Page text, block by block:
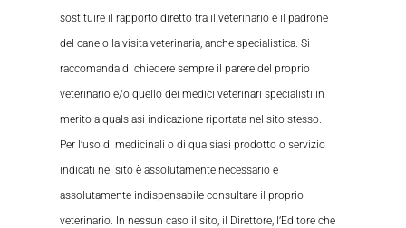
sostituire il rapporto diretto tra il veterinario e il padrone
del cane o la visita veterinaria, anche specialistica. Si
raccomanda di chiedere sempre il parere del proprio
veterinario e/o quello dei medici veterinari specialisti in
merito a qualsiasi indicazione riportata nel sito stesso.
Per l’uso di medicinali o di qualsiasi prodotto o servizio
indicati nel sito è assolutamente necessario e
assolutamente indispensabile consultare il proprio
veterinario. In nessun caso il sito, il Direttore, l’Editore che